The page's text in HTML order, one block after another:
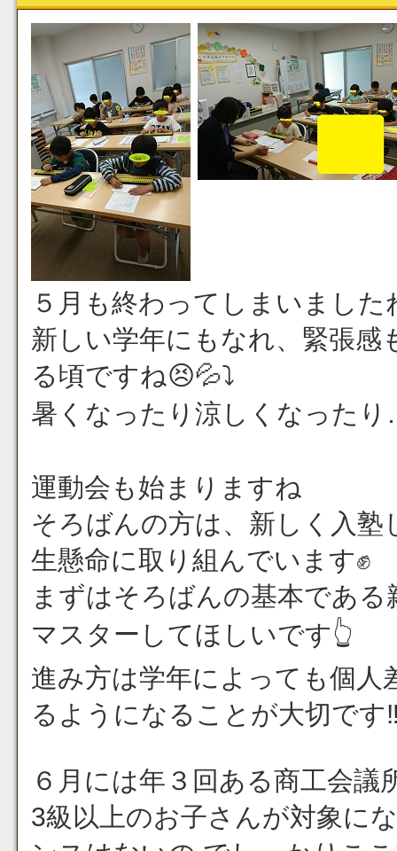
５月も終わってしまいました
新しい学年にもなれ、緊張
る頃ですね😣💦⤵
暑くなったり涼しくなったり
運動会も始まりますね
そろばんの方は、新しく入
生懸命に取り組んでいます✊
まずはそろばんの基本であ
マスターしてほしいです👆
進み方は学年によっても個
るようになることが大切です
６月には年３回ある商工会議
3級以上のお子さんが対象に